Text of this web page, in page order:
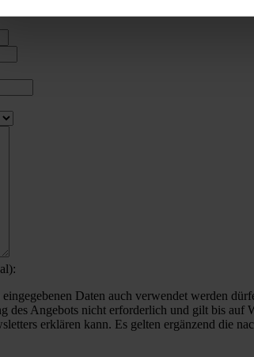
Modelle und wünschen eine
Daten auch verwendet werden
des Angebots nicht erforderlich und gilt bis
erklären kann. Es gelten ergänzend die